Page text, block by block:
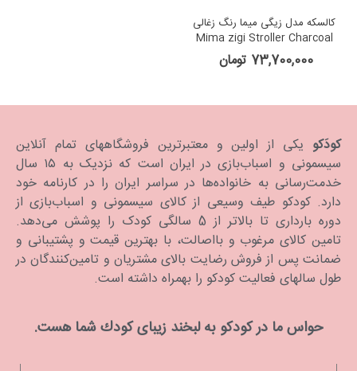
کالسکه مدل زیگی میما رنگ زغالی
Mima zigi Stroller Charcoal
73,700,000 تومان
کودَکو یکی از اولین و معتبرترین فروشگاههای تمام آنلاین
سیسمونی و اسباب‌بازی در ایران است که نزدیک به ۱۵ سال
خدمت‌رسانی به خانواده‌ها در سراسر ایران را در کارنامه خود
دارد. كودكو طیف وسیعی از کالای سیسمونی و اسباب‌بازی از
دوره بارداری تا بالاتر از 5 سالگی کودک را پوشش می‌دهد.
تامین کالای مرغوب و بااصالت، با بهترین قیمت و پشتیبانی و
ضمانت پس از فروش رضایت بالای مشتریان و تامین‌کنندگان در
طول سالهای فعالیت کودکو را بهمراه داشته است.
حواس ما در كودكو به لبخند زیبای كودك شما هست.